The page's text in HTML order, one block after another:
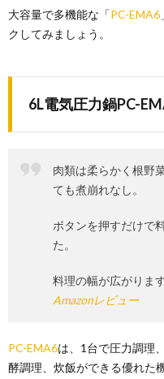
大容量で多機能な「PC-EMA6
クしてみましょう。
6L電気圧力鍋PC-
肉類は柔らかく根野
ても煮崩れなし。
ボタンを押すだけで
た。
料理の幅が広がります
Amazonレビュー
PC-EMA6は、1台で圧力調理
酵調理、炊飯ができる優れた